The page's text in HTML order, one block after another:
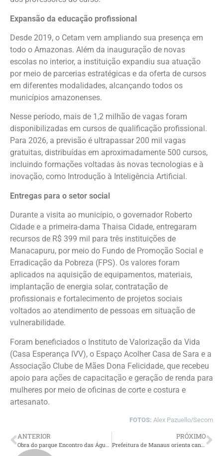
Expansão da educação profissional
Desde 2019, o Cetam vem ampliando sua presença em
todo o Amazonas. Além da inauguração de novas
escolas no interior, a instituição expandiu sua atuação
por meio de parcerias estratégicas e da oferta de cursos
em diferentes modalidades, alcançando todos os
municípios amazonenses.
Nesse período, mais de 1,2 milhão de vagas foram
disponibilizadas em cursos de qualificação profissional.
Para 2026, a previsão é ultrapassar 200 mil vagas
gratuitas, distribuídas em aproximadamente 500 cursos,
incluindo formações voltadas às novas tecnologias e à
inovação, como Introdução à Inteligência Artificial.
Entregas para o setor social
Durante a visita ao município, o governador Roberto
Cidade e a primeira-dama Thaisa Cidade, entregaram
recursos de R$ 399 mil para três instituições de
Manacapuru, por meio do Fundo de Promoção Social e
Erradicação da Pobreza (FPS). Os valores foram
aplicados na aquisição de equipamentos, materiais,
implantação de energia solar, contratação de
profissionais e fortalecimento de projetos sociais
voltados ao atendimento de pessoas em situação de
vulnerabilidade.
Foram beneficiados o Instituto de Valorização da Vida
(Casa Esperança IVV), o Espaço Acolher Casa de Sara e a
Associação Clube de Mães Dona Felicidade, que recebeu
apoio para ações de capacitação e geração de renda para
mulheres por meio de oficinas de corte e costura e
artesanato.
FOTOS: Alex Pazuello/Secom
ANTERIOR
Obra do parque Encontro das Águas Rosa Almeida da prefeitura ganha novo anel na cúpula da Oca Niemeyer e rampa de acesso a restaurante
PRÓXIMO
Prefeitura de Manaus orienta candidatos sobre aplicação da prova do concurso da Guarda Municipal neste domingo